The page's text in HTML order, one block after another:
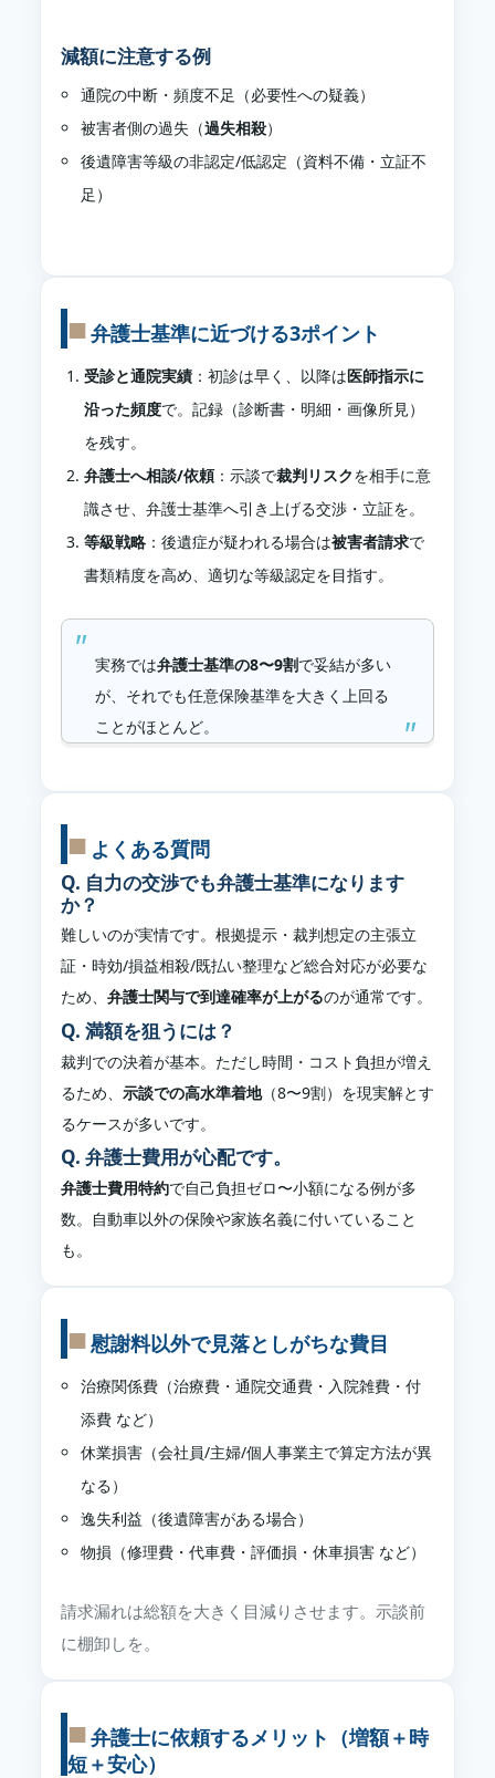
減額に注意する例
通院の中断・頻度不足（必要性への疑義）
被害者側の過失（過失相殺）
後遺障害等級の非認定/低認定（資料不備・立証不
足）
弁護士基準に近づける3ポイント
受診と通院実績 ：初診は早く、以降は医師指示に
沿った頻度で。記録（診断書・明細・画像所見）
を残す。
弁護士へ相談/依頼 ：示談で裁判リスクを相手に意
識させ、弁護士基準へ引き上げる交渉・立証を。
等級戦略 ：後遺症が疑われる場合は被害者請求で
書類精度を高め、適切な等級認定を目指す。
実務では弁護士基準の8〜9割で妥結が多い
が、それでも任意保険基準を大きく上回る
ことがほとんど。
よくある質問
Q. 自力の交渉でも弁護士基準になります
か？
難しいのが実情です。根拠提示・裁判想定の主張立
証・時効/損益相殺/既払い整理など総合対応が必要な
ため、 弁護士関与で到達確率が上がるのが通常です。
Q. 満額を狙うには？
裁判での決着が基本。ただし時間・コスト負担が増え
るため、 示談での高水準着地（8〜9割）を現実解とす
るケースが多いです。
Q. 弁護士費用が心配です。
弁護士費用特約で自己負担ゼロ〜小額になる例が多
数。自動車以外の保険や家族名義に付いていること
も。
慰謝料以外で見落としがちな費目
治療関係費（治療費・通院交通費・入院雑費・付
添費 など）
休業損害（会社員/主婦/個人事業主で算定方法が異
なる）
逸失利益（後遺障害がある場合）
物損（修理費・代車費・評価損・休車損害 など）
請求漏れは総額を大きく目減りさせます。示談前
に棚卸しを。
弁護士に依頼するメリット（増額＋時
短＋安心）